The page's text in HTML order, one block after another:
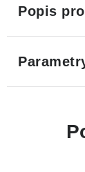
Popis